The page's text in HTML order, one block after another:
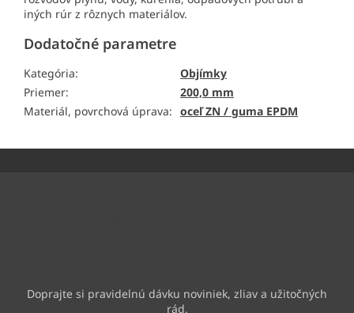
iných rúr z rôznych materiálov.
Dodatočné parametre
Kategória:
Objímky
Priemer:
200,0 mm
Materiál, povrchová úprava: oceľ ZN / guma EPDM